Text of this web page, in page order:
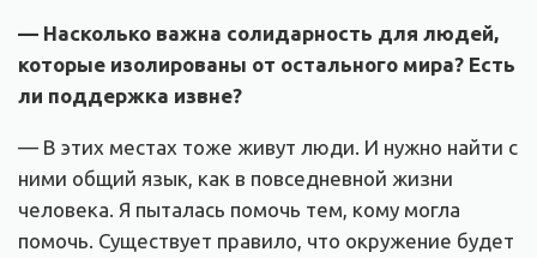
— Насколько важна солидарность для людей,
которые изолированы от остального мира? Есть
ли поддержка извне?
— В этих местах тоже живут люди. И нужно найти с
ними общий язык, как в повседневной жизни
человека. Я пыталась помочь тем, кому могла
помочь. Существует правило, что окружение будет